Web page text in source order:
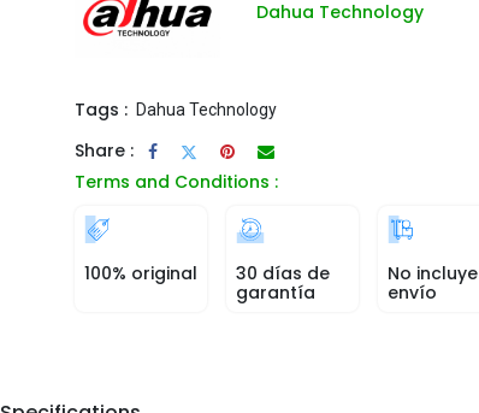
Dahua Technology
Tags : Dahua Technology
Share :
Terms and Conditions :
100% original
30 días de
garantía
No incluye
envío